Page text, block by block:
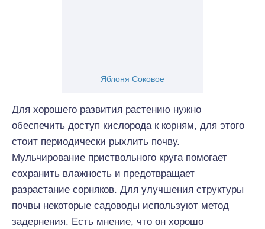
Яблоня Соковое
Для хорошего развития растению нужно
обеспечить доступ кислорода к корням, для этого
стоит периодически рыхлить почву.
Мульчирование приствольного круга помогает
сохранить влажность и предотвращает
разрастание сорняков. Для улучшения структуры
почвы некоторые садоводы используют метод
задернения. Есть мнение, что он хорошо